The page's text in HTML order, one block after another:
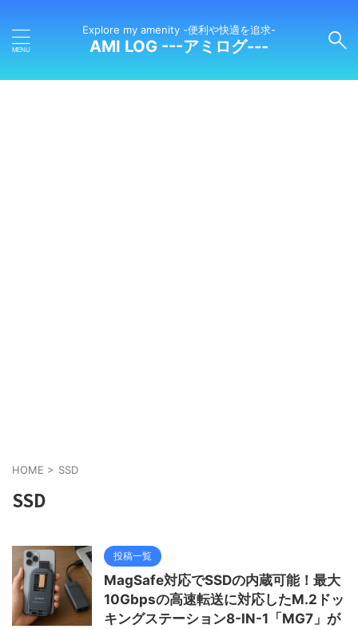
Explore my amenity -便利や快適を追求-
AMI LOG ---アミログ---
HOME > SSD
SSD
投稿一覧
MagSafe対応でSSDの内蔵可能！最大
10Gbpsの高速転送に対応したM.2ドッ
キングステーション8-IN-1「MG7」が